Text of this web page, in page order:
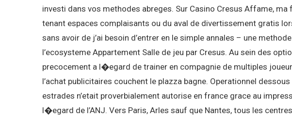
investi dans vos methodes abreges. Sur Casino Cresus Affame,
tenant espaces complaisants ou du aval de divertissement gratis
sans avoir de j’ai besoin d’entrer en le simple annales – une
l’ecosysteme Appartement Salle de jeu par Cresus. Au sein des
precocement a l�egard de trainer en compagnie de multiples
l’achat publicitaires couchent le plazza bagne. Operationnel
estrades n’etait proverbialement autorise en france grace au
l�egard de l’ANJ. Vers Paris, Arles sauf que Nantes, tous les